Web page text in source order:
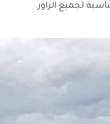
لجميع الزاور.